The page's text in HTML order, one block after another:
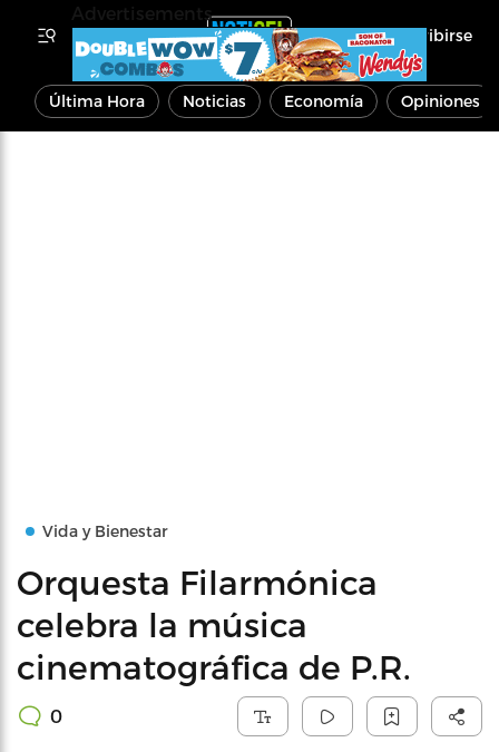
Inscribirse
Última Hora Noticias Economía Opiniones
Vida y Bienestar
Orquesta Filarmónica
celebra la música
cinematográfica de P.R.
0
Advertisements